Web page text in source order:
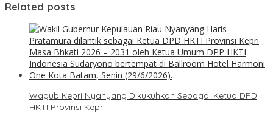
Related posts
Wagub Kepri Nyanyang Dikukuhkan Sebagai Ketua DPD
HKTI Provinsi Kepri